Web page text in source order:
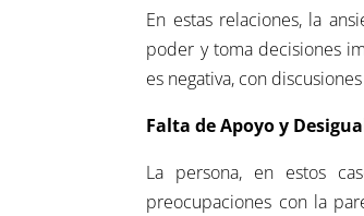
En estas relaciones, la
poder y toma decisiones
es negativa, con
Falta de Apoyo y
La persona, en estos
preocupaciones con la